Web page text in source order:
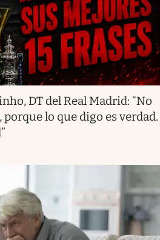
DT del Real Madrid: “No
lo que digo es verdad.